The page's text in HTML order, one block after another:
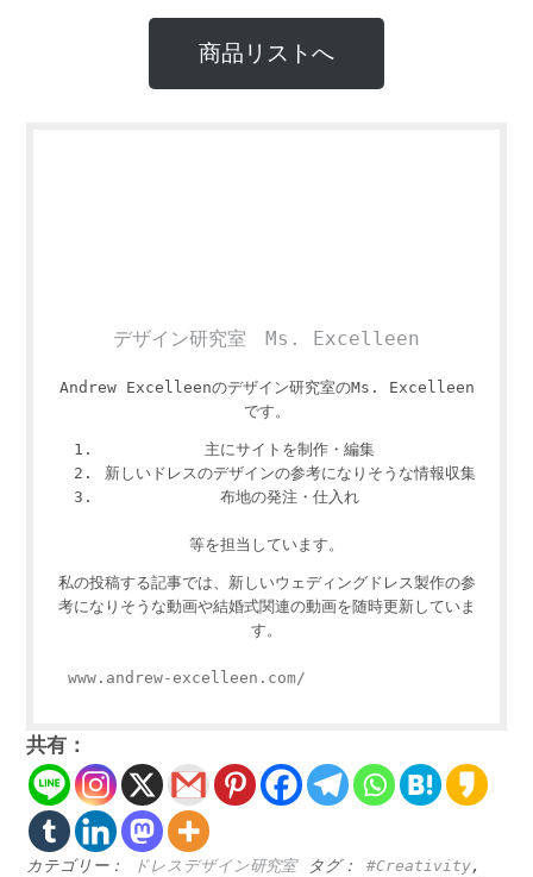
商品リストへ
デザイン研究室 Ms. Excelleen
Andrew Excelleenのデザイン研究室のMs. Excelleen
です。
主にサイトを制作・編集
新しいドレスのデザインの参考になりそうな情報収集
布地の発注・仕入れ
等を担当しています。
私の投稿する記事では、新しいウェディングドレス製作の参
考になりそうな動画や結婚式関連の動画を随時更新していま
す。
www.andrew-excelleen.com/
共有：
カテゴリー： ドレスデザイン研究室 タグ： #Creativity,